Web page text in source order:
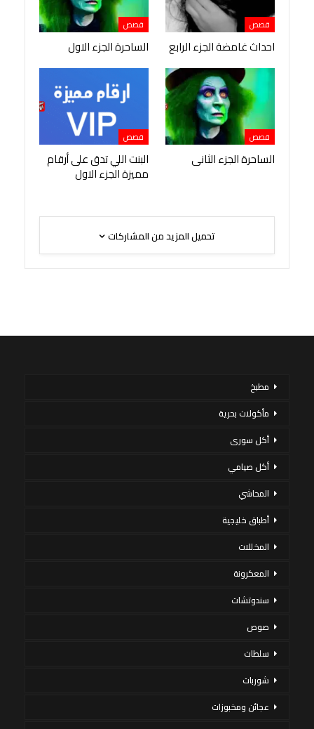
قصص
احداث غامضة الجزء الرابع
قصص
الساحرة الجزء الاول
قصص
الساحرة الجزء الثانى
قصص
البنت اللي تدق على أرقام
مميزة الجزء الاول
تحميل المزيد من المشاركات
مطبخ
مأكولات بحرية
أكل سورى
أكل صيامي
المحاشي
أطباق خليجية
المخللات
المعكرونة
سندوتشات
صوص
سلطات
شوربات
عجائن ومخبوزات